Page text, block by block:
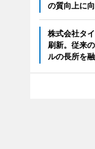
の質向上に
株式会社タ
刷新。従来
ルの長所を